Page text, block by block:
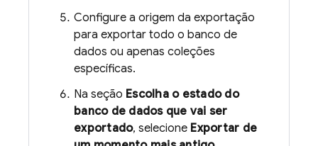
Configure a origem da exportação
para exportar todo o banco de
dados ou apenas coleções
específicas.
Na seção Escolha o estado do
banco de dados que vai ser
exportado, selecione Exportar de